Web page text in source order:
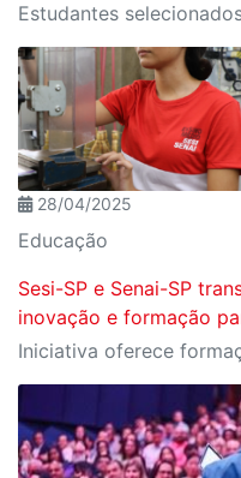
28/04/2025
Educação
Sesi-SP e Senai-SP
inovação e formação